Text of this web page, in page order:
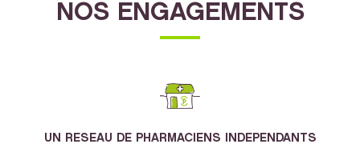
NOS ENGAGEMENTS
UN RESEAU DE PHARMACIENS INDEPENDANTS